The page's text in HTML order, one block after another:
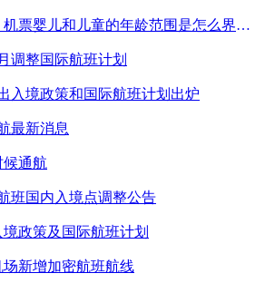
网上购买机票，机票婴儿和儿童的年龄范围是怎么界定的？
调整国际航班计划
入境政策和国际航班计划出炉
最新消息
通航
班国内入境点调整公告
政策及国际航班计划
场新增加密航班航线